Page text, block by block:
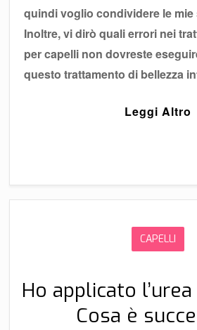
quindi voglio condividere le
Inoltre, vi dirò quali errori nei
per capelli non dovreste
questo trattamento di bellezza
Leggi Altro
CAPELLI
Ho applicato
Cosa è